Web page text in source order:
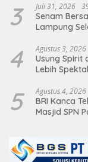
3 Juli 31, 2026
Senam
Lampung
4 Agustus 3, 2026
Usung Spirit
Lebih
5 Agustus 4, 2026
BRI Kanca
Masjid SPN